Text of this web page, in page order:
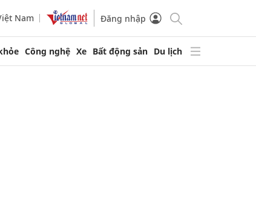
Nam Đăng nhập
Công nghệ Xe Bất động sản Du lịch